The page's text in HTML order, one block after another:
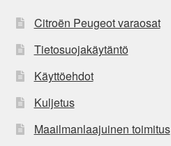
Citroën Peugeot varaosat
Tietosuojakäytäntö
Käyttöehdot
Kuljetus
Maailmanlaajuinen toimitus